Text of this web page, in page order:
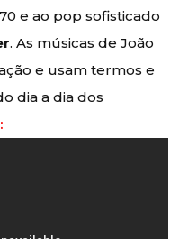
e ao pop sofisticado
. As músicas de João
e usam termos e
dia a dia dos